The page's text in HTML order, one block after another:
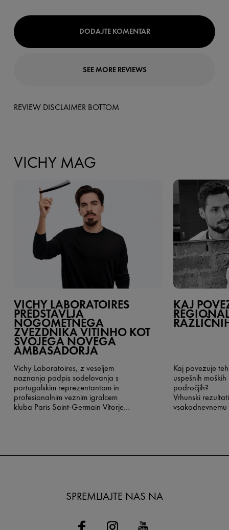
DODAJTE KOMENTAR
SEE MORE REVIEWS
REVIEW DISCLAIMER BOTTOM
VICHY MAG
VICHY LABORATOIRES
PREDSTAVLJA
NOGOMETNEGA
ZVEZDNIKA VITINHO KOT
SVOJEGA NOVEGA
AMBASADORJA
Vichy Laboratoires, z veseljem
naznanja podpis sodelovanja s
portugalskim reprezentantom in
profesionalnim veznim igralcem
kluba Paris Saint-Germain Vítorjem
KAJ
Kaj povezuje
uspešnih
področjih?
Vrhunski
SPREMLJAJTE NAS NA